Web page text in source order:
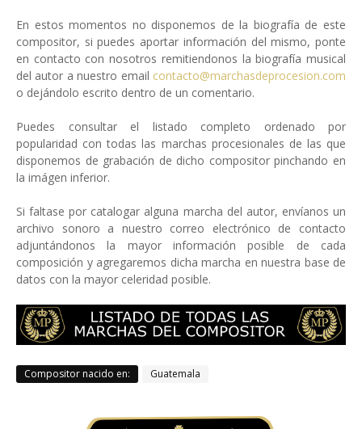
En estos momentos no disponemos de la biografía de este
compositor, si puedes aportar información del mismo, ponte
en contacto con nosotros remitiendonos la biografía musical
del autor a nuestro email contacto@marchasdeprocesion.com
o dejándolo escrito dentro de un comentario.
Puedes consultar el listado completo ordenado por
popularidad con todas las marchas procesionales de las que
disponemos de grabación de dicho compositor pinchando en
la imágen inferior.
Si faltase por catalogar alguna marcha del autor, envíanos un
archivo sonoro a nuestro correo electrónico de contacto
adjuntándonos la mayor información posible de cada
composición y agregaremos dicha marcha en nuestra base de
datos con la mayor celeridad posible.
Compositor nacido en: Guatemala